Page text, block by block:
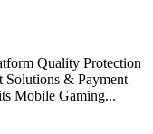
Quality Protection
Solutions & Payment
Mobile Gaming...